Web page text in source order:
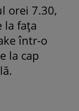
orei 7.30,
la fața
într-o
la cap